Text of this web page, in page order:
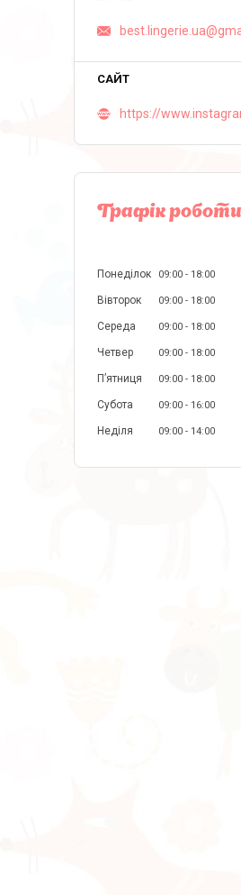
Графік роботи
Понеділок 09:00 18:00
Вівторок 09:00 18:00
Середа 09:00 18:00
Четвер 09:00 18:00
Пʼятниця 09:00 18:00
Субота 09:00 16:00
Неділя 09:00 14:00